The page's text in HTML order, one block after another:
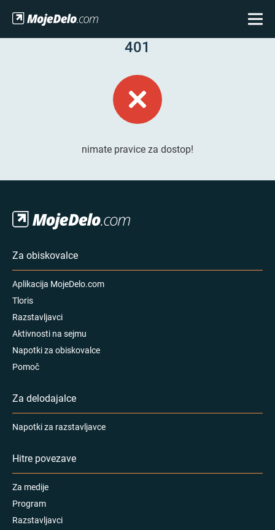
401
nimate pravice za dostop!
Za obiskovalce
Aplikacija MojeDelo.com
Tloris
Razstavljavci
Aktivnosti na sejmu
Napotki za obiskovalce
Pomoč
Za delodajalce
Napotki za razstavljavce
Hitre povezave
Za medije
Program
Razstavljavci